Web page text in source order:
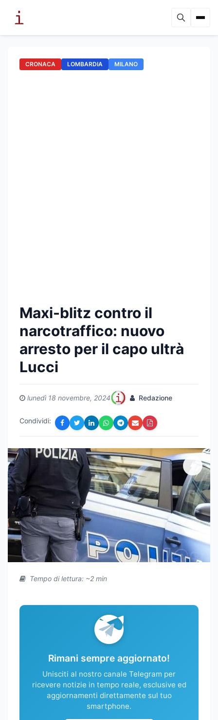
CRONACA LOMBARDIA MILANO
Maxi-blitz contro il
narcotraffico: nuovo
arresto per il capo ultrà
Lucci
lunedì 18 novembre, 2024 Redazione
Condividi:
Tempo di lettura: ~2 min
Rimani sempre aggiornato!
Unisciti al nostro canale Telegram per
ricevere notizie in tempo reale, esclusive ed
aggiornamenti direttamente sul tuo
smartphone.